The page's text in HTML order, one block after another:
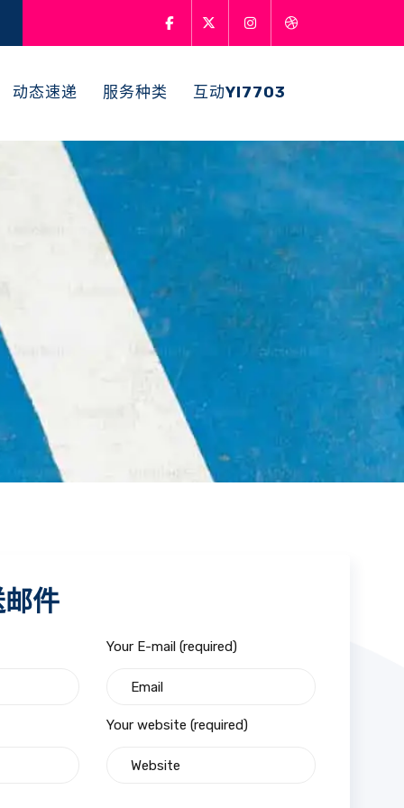
动态速递 服务种类 互动Yl7703
件
Your E-mail (required)
Your website (required)